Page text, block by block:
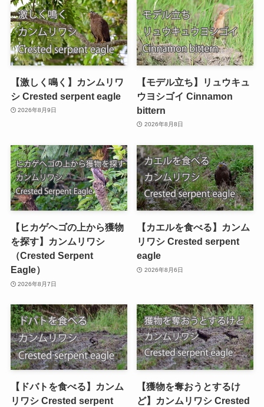
【激しく鳴く】カンムリワ
シ Crested serpent eagle
2026年8月9日
【モデル立ち】リュウキュ
ウヨシゴイ Cinnamon
bittern
2026年8月8日
【ヒカゲヘゴの上から獲物
を探す】カンムリワシ
（Crested Serpent
Eagle）
2026年8月7日
【カエルを食べる】カンム
リワシ Crested serpent
eagle
2026年8月6日
【ドバトを食べる】カンム
リワシ Crested serpent
【獲物を奪おうとするけ
ど】カンムリワシ Crested